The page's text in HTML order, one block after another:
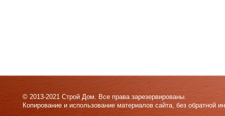
© 2013-2021 Строй Дом. Все права зарезервированы.
Копирование и использование материалов сайта, без обратной